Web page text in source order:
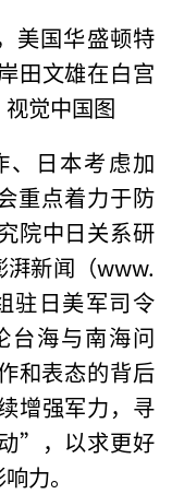
美国华盛顿特
田文雄在白宫
觉中国图
、日本考虑加
点着力于防
院中日关系研
湃新闻（www.
驻日美军司令
台海与南海问
和表态的背后
增强军力，寻
”，以求更好
力。